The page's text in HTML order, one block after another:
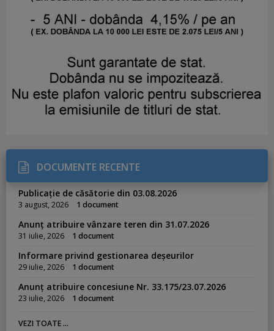
DOCUMENTE RECENTE
Publicație de căsătorie din 03.08.2026
3 august, 2026 1 document
Anunț atribuire vânzare teren din 31.07.2026
31 iulie, 2026 1 document
Informare privind gestionarea deșeurilor
29 iulie, 2026 1 document
Anunț atribuire concesiune Nr. 33.175/23.07.2026
23 iulie, 2026 1 document
VEZI TOATE ...